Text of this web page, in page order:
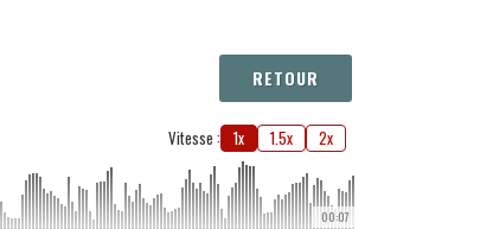
RETOUR
Vitesse : 1x 1.5x 2x
00:07